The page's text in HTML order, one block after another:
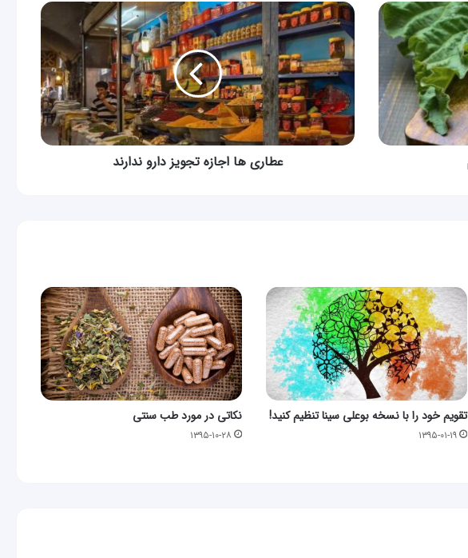
عطاری
ها
اجازه
تجویز
دارو
ندارند
عطاری ها اجازه تجویز دارو ندارند
تقویم خود را با نسخه بوعلی سینا تنظیم کنید!
۱۳۹۵-۰۱-۱۹
نکاتی در مورد طب سنتی
۱۳۹۵-۱۰-۲۸